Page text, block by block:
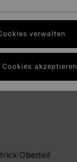
Oberteil
verwalten
akzeptieren